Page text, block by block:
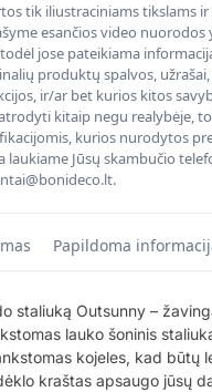
tik iliustraciniams tikslams ir
esančios video nuorodos
jose pateikiama
produktų spalvos,
ir/ar bet kurios kitos
kitaip negu realybėje,
kurios nurodytos
laukiame Jūsų skambučio
Papildoma
staliuką Outsunny –
lauko šoninis
kojeles, kad būtų
kraštas apsaugo jūsų